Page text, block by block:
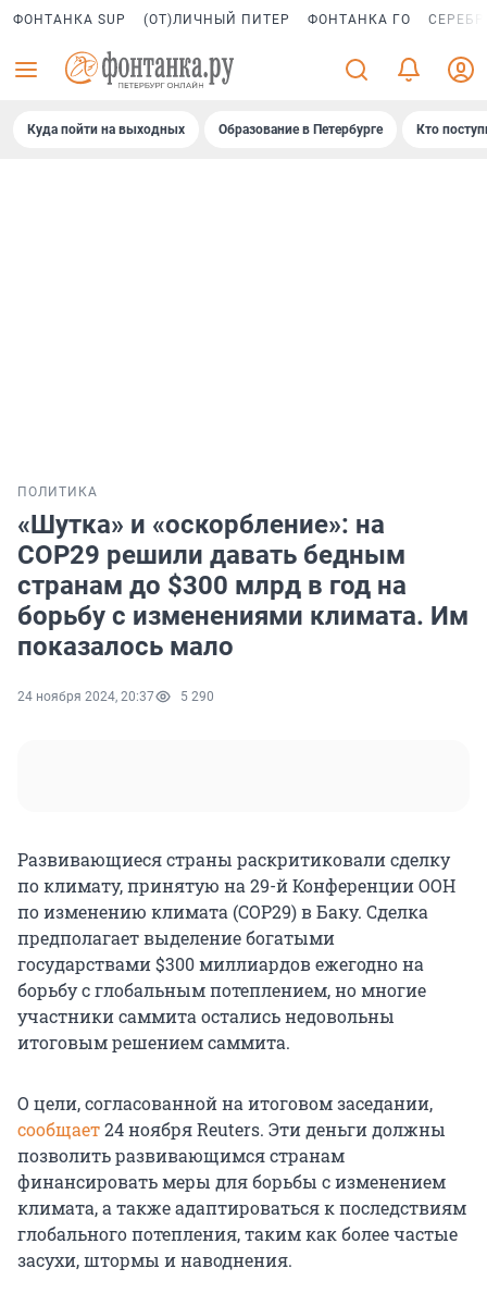
ФОНТАНКА SUP (ОТ)ЛИЧНЫЙ ПИТЕР ФОНТАНКА ГО
Куда пойти на выходных Образование в Петербурге Кто
ПОЛИТИКА
«Шутка» и «оскорбление»: на
COP29 решили давать бедным
странам до $300 млрд в год на
борьбу с изменениями климата. Им
показалось мало
24 ноября 2024, 20:37 5 290
Развивающиеся страны раскритиковали сделку
по климату, принятую на 29-й Конференции ООН
по изменению климата (COP29) в Баку. Сделка
предполагает выделение богатыми
государствами $300 миллиардов ежегодно на
борьбу с глобальным потеплением, но многие
участники саммита остались недовольны
итоговым решением саммита.
О цели, согласованной на итоговом заседании,
сообщает24 ноября Reuters. Эти деньги должны
позволить развивающимся странам
финансировать меры для борьбы с изменением
климата, а также адаптироваться к последствиям
глобального потепления, таким как более частые
засухи, штормы и наводнения.